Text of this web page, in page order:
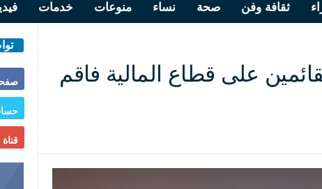
ثقافة وفن صحة نساء منوعات خدمات
على قطاع المالية فاقم